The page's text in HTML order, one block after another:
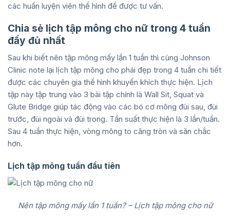
các huấn luyện viên thể hình để được tư vấn.
Chia sẻ lịch tập mông cho nữ trong 4 tuần
đầy đủ nhất
Sau khi biết nên tập mông mấy lần 1 tuần thì cùng Johnson
Clinic note lại lịch tập mông cho phái đẹp trong 4 tuần chi tiết
được các chuyên gia thể hình khuyến khích thực hiện. Lịch
tập này tập trung vào 3 bài tập chính là Wall Sit, Squat và
Glute Bridge giúp tác động vào các bó cơ mông đùi sau, đùi
trước, đùi ngoài và đùi trong. Tần suất thực hiện là 3 lần/tuần.
Sau 4 tuần thực hiện, vòng mông to căng tròn và săn chắc
hơn.
Lịch tập mông tuần đầu tiên
Nên tập mông mấy lần 1 tuần? – Lịch tập mông cho nữ